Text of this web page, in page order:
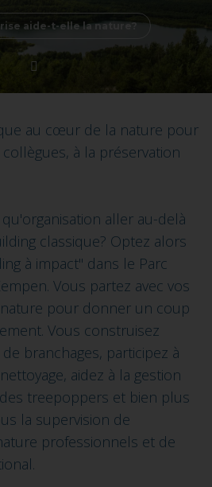
aide-t-elle la nature?
au cœur de la nature pour
à la préservation
aller au-delà
classique? Optez alors
à impact" dans le Parc
Vous partez avec vos
pour donner un coup
Vous construisez
branchages, participez à
aidez à la gestion
treepoppers et bien plus
la supervision de
professionnels et de